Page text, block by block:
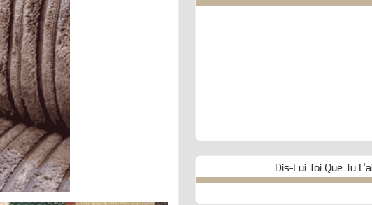
Dis-Lui Toi Que Tu